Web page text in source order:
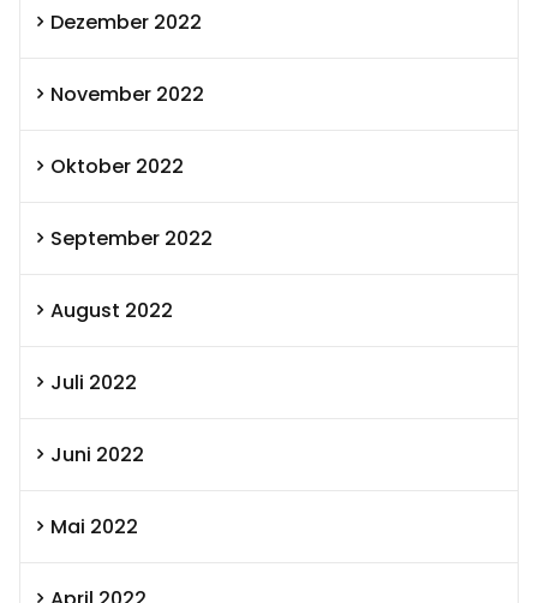
Dezember 2022
November 2022
Oktober 2022
September 2022
August 2022
Juli 2022
Juni 2022
Mai 2022